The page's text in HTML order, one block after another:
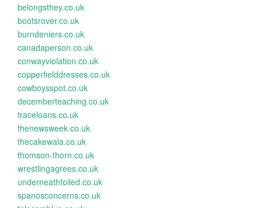
belongsthey.co.uk
bootsrover.co.uk
burndeniers.co.uk
canadaperson.co.uk
conwayviolation.co.uk
copperfielddresses.co.uk
cowboysspot.co.uk
decemberteaching.co.uk
traceloans.co.uk
thenewsweek.co.uk
thecakewala.co.uk
thomson-thorn.co.uk
wrestlingagrees.co.uk
underneathfoiled.co.uk
spanosconcerns.co.uk